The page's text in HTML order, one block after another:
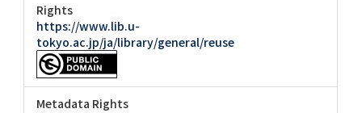
Rights
https://www.lib.u-
tokyo.ac.jp/ja/library/general/reuse
Metadata Rights